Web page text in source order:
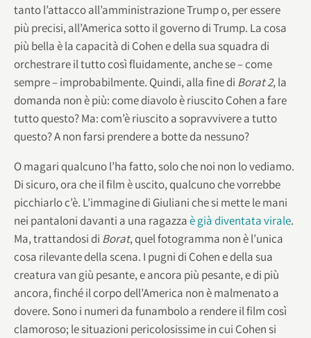
tanto l’attacco all’amministrazione Trump o, per essere
più precisi, all’America sotto il governo di Trump. La cosa
più bella è la capacità di Cohen e della sua squadra di
orchestrare il tutto così fluidamente, anche se – come
sempre – improbabilmente. Quindi, alla fine di Borat 2, la
domanda non è più: come diavolo è riuscito Cohen a fare
tutto questo? Ma: com’è riuscito a sopravvivere a tutto
questo? A non farsi prendere a botte da nessuno?
O magari qualcuno l’ha fatto, solo che noi non lo vediamo.
Di sicuro, ora che il film è uscito, qualcuno che vorrebbe
picchiarlo c’è. L’immagine di Giuliani che si mette le mani
nei pantaloni davanti a una ragazzaè già diventata virale.
Ma, trattandosi di Borat, quel fotogramma non è l’unica
cosa rilevante della scena. I pugni di Cohen e della sua
creatura van giù pesante, e ancora più pesante, e di più
ancora, finché il corpo dell’America non è malmenato a
dovere. Sono i numeri da funambolo a rendere il film così
clamoroso; le situazioni pericolosissime in cui Cohen si